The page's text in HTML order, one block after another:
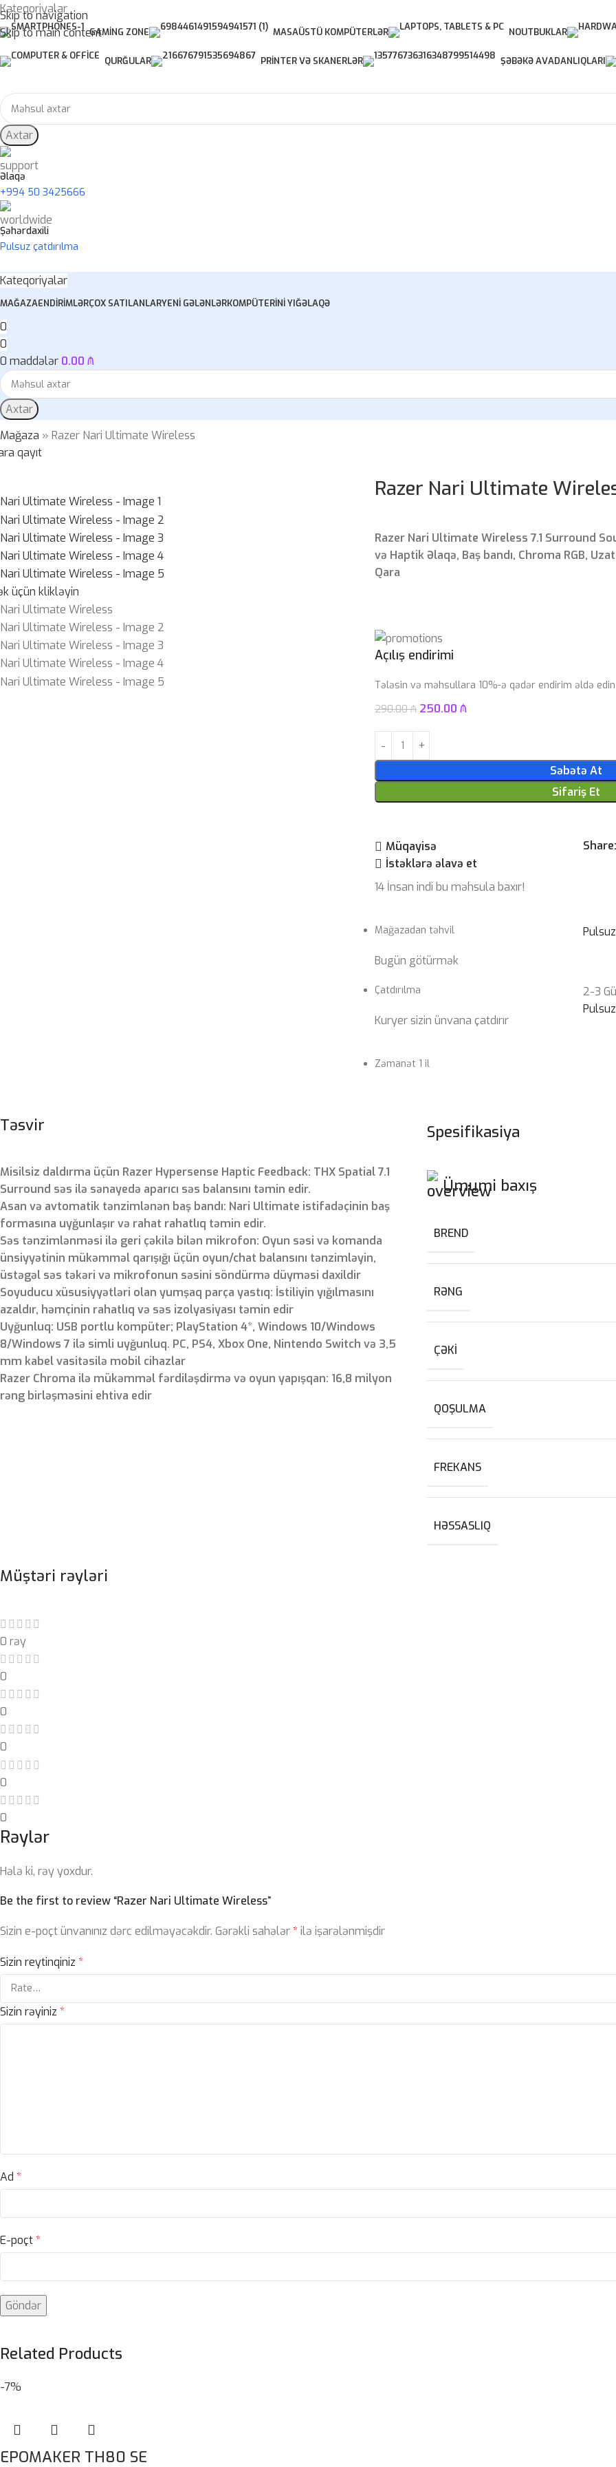
Skip to navigation
Skip to main content
Kateqoriyalar
GAMING ZONE MASAÜSTÜ KOMPÜTERLƏR NOUTBUKLAR
QURĞULAR PRINTER VƏ SKANERLƏR ŞƏBƏKƏ AVADANLIQLARI
Axtar
Əlaqə
+994 50 3425666
Şəhərdaxili
Pulsuz çatdırılma
Kateqoriyalar
MAĞAZAENDIRIMLƏRÇOX SATILANLARYENI GƏLƏNLƏRKOMPÜTERINI YIĞƏLAQƏ
0
0
0 maddələr 0.00 ₼
Axtar
Mağaza »Razer Nari Ultimate Wireless
qayıt
üçün klikləyin
Razer Nari Ultimate
Razer Nari Ultimate Wireless 7.1 Surround
və Haptik Əlaqə, Baş bandı, Chroma RGB,
Qara
Açılış endirimi
Tələsin və məhsullara 10%-ə qədər endirim əldə edin
290.00₼ 250.00₼
Səbətə At
Sifariş Et
Müqayisə
İstəklərə əlavə et
14 İnsan indi bu məhsula baxır!
Mağazadan təhvil
Bugün götürmək
Pulsuz
Çatdırılma
Kuryer sizin ünvana çatdırır
2-3
Pulsuz
Zəmanət 1 il
Təsvir
Misilsiz daldırma üçün Razer Hypersense Haptic Feedback: THX Spatial 7.1
Surround səs ilə sənayedə aparıcı səs balansını təmin edir.
Asan və avtomatik tənzimlənən baş bandı: Nari Ultimate istifadəçinin baş
formasına uyğunlaşır və rahat rahatlıq təmin edir.
Səs tənzimlənməsi ilə geri çəkilə bilən mikrofon: Oyun səsi və komanda
ünsiyyətinin mükəmməl qarışığı üçün oyun/chat balansını tənzimləyin,
üstəgəl səs təkəri və mikrofonun səsini söndürmə düyməsi daxildir
Soyuducu xüsusiyyətləri olan yumşaq parça yastıq: İstiliyin yığılmasını
azaldır, həmçinin rahatlıq və səs izolyasiyası təmin edir
Uyğunluq: USB portlu kompüter; PlayStation 4*, Windows 10/Windows
8/Windows 7 ilə simli uyğunluq. PC, PS4, Xbox One, Nintendo Switch və 3,5
mm kabel vasitəsilə mobil cihazlar
Razer Chroma ilə mükəmməl fərdiləşdirmə və oyun yapışqan: 16,8 milyon
rəng birləşməsini ehtiva edir
Spesifikasiya
Ümumi baxış
BREND
RƏNG
ÇƏKI
QOŞULMA
FREKANS
HƏSSASLIQ
Müştəri rəyləri
0 rəy
0
0
0
0
0
Rəylər
Hələ ki, rəy yoxdur.
Be the first to review “Razer Nari Ultimate Wireless”
Sizin e-poçt ünvanınız dərc edilməyəcəkdir. Gərəkli sahələr*ilə işarələnmişdir
Sizin reytinqiniz *
Sizin rəyiniz *
Ad *
E-poçt*
Related Products
-7%
EPOMAKER TH80 SE